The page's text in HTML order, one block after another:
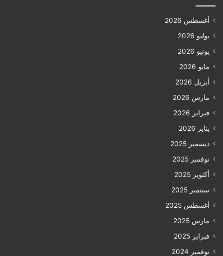
أغسطس 2026
يوليو 2026
يونيو 2026
مايو 2026
أبريل 2026
مارس 2026
فبراير 2026
يناير 2026
ديسمبر 2025
نوفمبر 2025
أكتوبر 2025
سبتمبر 2025
أغسطس 2025
مارس 2025
فبراير 2025
نوفمبر 2024